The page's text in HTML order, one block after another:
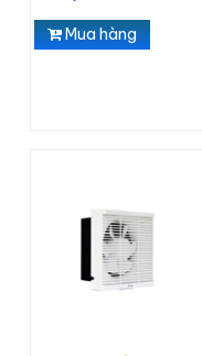
Mua hàng